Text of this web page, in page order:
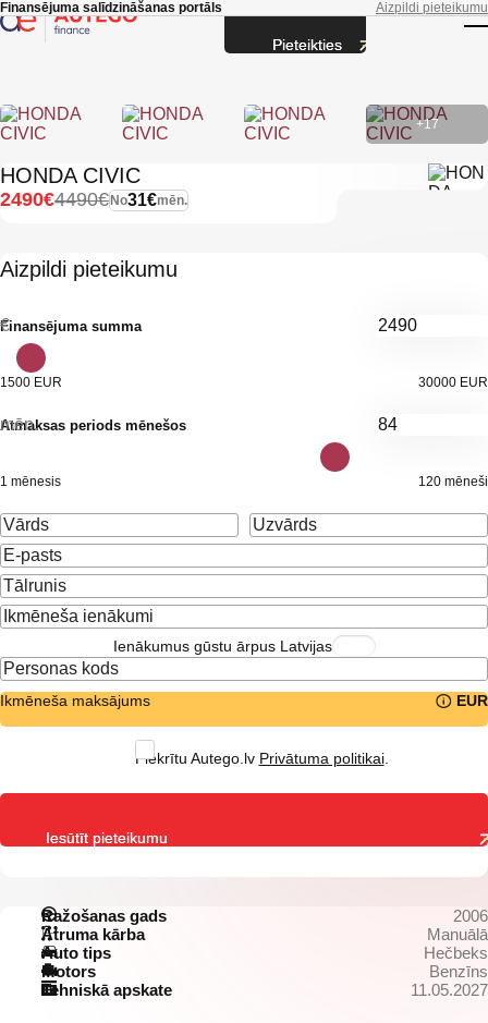
Skip to main content
Finansējuma salīdzināšanas portāls Aizpildi pieteikumu
+17
HONDA CIVIC
No31€mēn.
4490€
2490€
Aizpildi pieteikumu
Finansējuma summa
€
1500 EUR 30000 EUR
Atmaksas periods mēnešos
mēn.
1 mēnesis 120 mēneši
Ienākumus gūstu ārpus Latvijas
Ikmēneša maksājums EUR
Piekrītu Autego.lv Privātuma politikai.
Ražošanas gads
2006
Ātruma kārba
Manuālā
Auto tips
Hečbeks
Motors
Benzīns
Tehniskā apskate
11.05.2027